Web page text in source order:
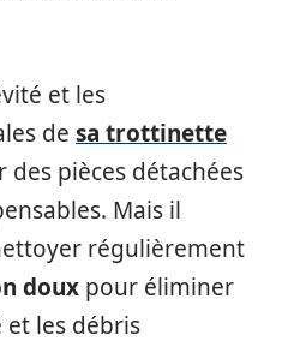
et les
de sa trottinette
des pièces détachées
Mais il
régulièrement
doux pour éliminer
et les débris